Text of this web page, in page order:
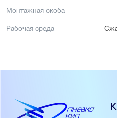
Монтажная скоба
Рабочая среда